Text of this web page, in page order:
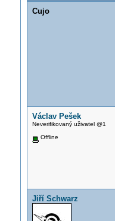
Cujo
Václav Pešek
Neverifikovaný uživatel @1
Offline
Jiří Schwarz